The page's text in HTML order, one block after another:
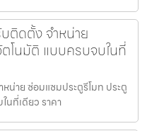
ติดตั้ง จำหน่าย
โนมัติ แบบครบจบในที่
น่าย ซ่อมแซมประตูรีโมท ประตู
นที่เดียว ราคา